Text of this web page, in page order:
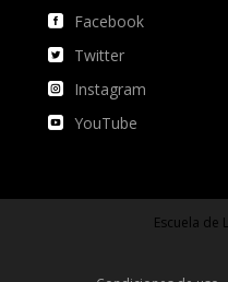
Facebook
Twitter
Instagram
YouTube
Escuela de